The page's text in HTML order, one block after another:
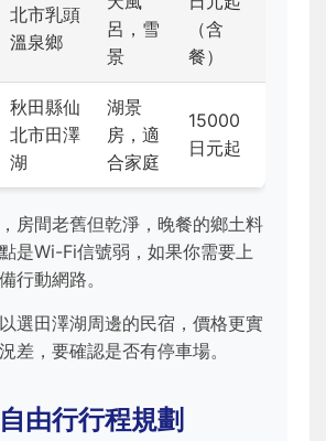
北市乳頭
溫泉鄉
呂，雪
景
（含
餐）
秋田縣仙
北市田澤
湖
湖景
房，適
合家庭
15000
日元起
房間老舊但乾淨，晚餐的鄉土料
是Wi-Fi信號弱，如果你需要上
行動網路。
選田澤湖周邊的民宿，價格更實
差，要確認是否有停車場。
由行行程規劃